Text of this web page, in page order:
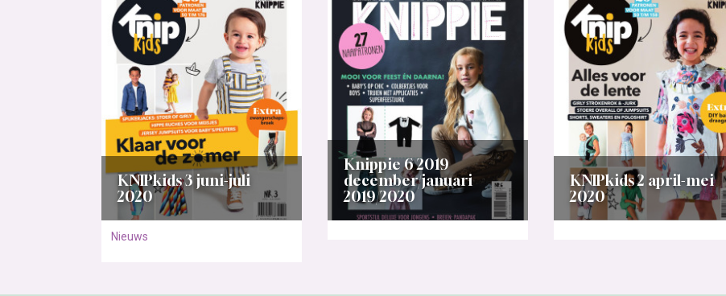
KNIPkids 3 juni-juli
2020
Nieuws
Knippie 6 2019
december/januari
2019/2020
KNIPkids 2 april-mei
2020